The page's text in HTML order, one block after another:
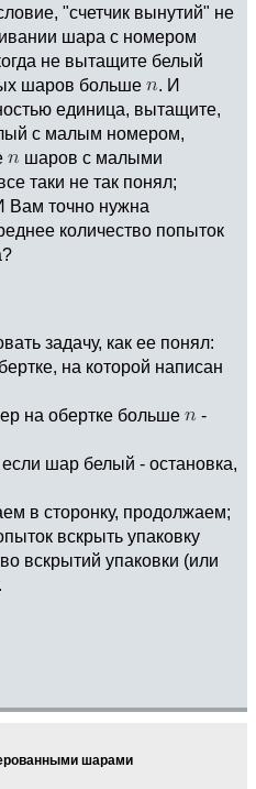
"счетчик вынутий" не
шара с номером
не вытащите белый
шаров больше
. И
единица, вытащите,
с малым номером,
шаров с малыми
таки не так понял;
Вам точно нужна
количество попыток
задачу, как ее понял:
на которой написан
на обертке больше
-
шар белый - остановка,
в сторонку, продолжаем;
вскрыть упаковку
вскрытий упаковки (или
шарами